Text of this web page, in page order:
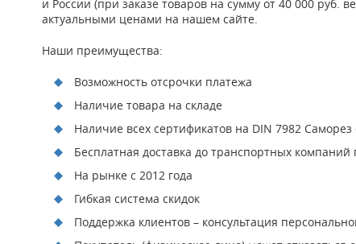
и России (при заказе товаров на сумму от 40 000 руб.
актуальными ценами на нашем сайте.
Наши преимущества:
Возможность отсрочки платежа
Наличие товара на складе
Наличие всех сертификатов на DIN 7982
Бесплатная доставка до транспортных компаний
На рынке с 2012 года
Гибкая система скидок
Поддержка клиентов – консультация